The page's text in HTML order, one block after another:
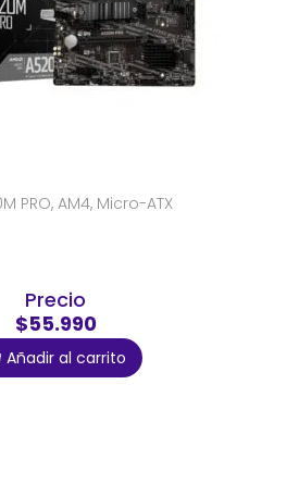
PRO, AM4, Micro-ATX
Precio
$55.990
Añadir al carrito